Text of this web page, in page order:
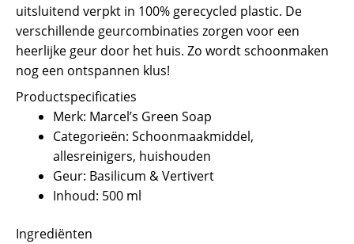
uitsluitend verpkt in 100% gerecycled plastic. De
verschillende geurcombinaties zorgen voor een
heerlijke geur door het huis. Zo wordt schoonmaken
nog een ontspannen klus!
Productspecificaties
Merk: Marcel’s Green Soap
Categorieën: Schoonmaakmiddel,
allesreinigers, huishouden
Geur: Basilicum & Vertivert
Inhoud: 500 ml
Ingrediënten